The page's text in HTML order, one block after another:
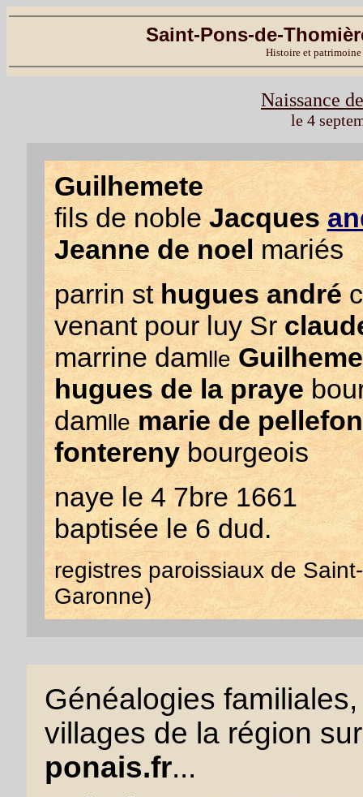
Saint-Pons-de-
Histoire et
Naissance
le 4
Guilhemete
fils de nobleJacques
Jeanne de noelmariés
parrin sthugues andré
venant pour luy Sr
marrine damlle
hugues de la praye
damlle marie de
fonterenybourgeois
naye le 4 7bre 1661
baptisée le 6 dud.
registres paroissiaux de
Garonne)
Généalogies
villages de la région
ponais.fr...